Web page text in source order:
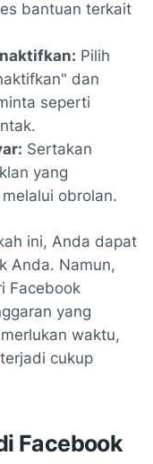
bantuan terkait
Pilih
dan
seperti
Sertakan
yang
obrolan.
ini, Anda dapat
Anda. Namun,
Facebook
yang
waktu,
cukup
Facebook